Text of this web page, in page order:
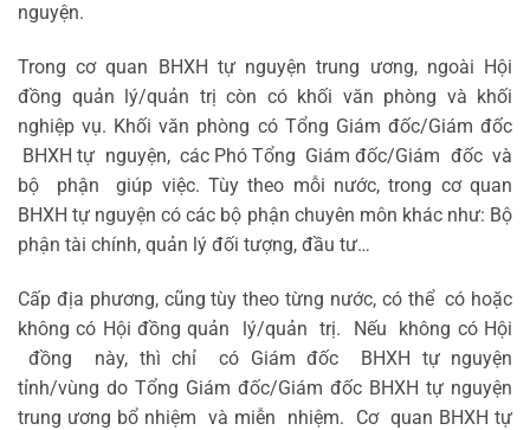
nguyện.
Trong cơ quan BHXH tự nguyện trung ương, ngoài Hội
đồng quản lý/quản trị còn có khối văn phòng và khối
nghiệp vụ. Khối văn phòng có Tổng Giám đốc/Giám đốc
BHXH tự nguyện, các Phó Tổng Giám đốc/Giám đốc và
bộ phận giúp việc. Tùy theo mỗi nước, trong cơ quan
BHXH tự nguyện có các bộ phận chuyên môn khác như: Bộ
phận tài chính, quản lý đối tượng, đầu tư…
Cấp địa phương, cũng tùy theo từng nước, có thể có hoặc
không có Hội đồng quản lý/quản trị. Nếu không có Hội
đồng này, thì chỉ có Giám đốc BHXH tự nguyện
tỉnh/vùng do Tổng Giám đốc/Giám đốc BHXH tự nguyện
trung ương bổ nhiệm và miễn nhiệm. Cơ quan BHXH tự